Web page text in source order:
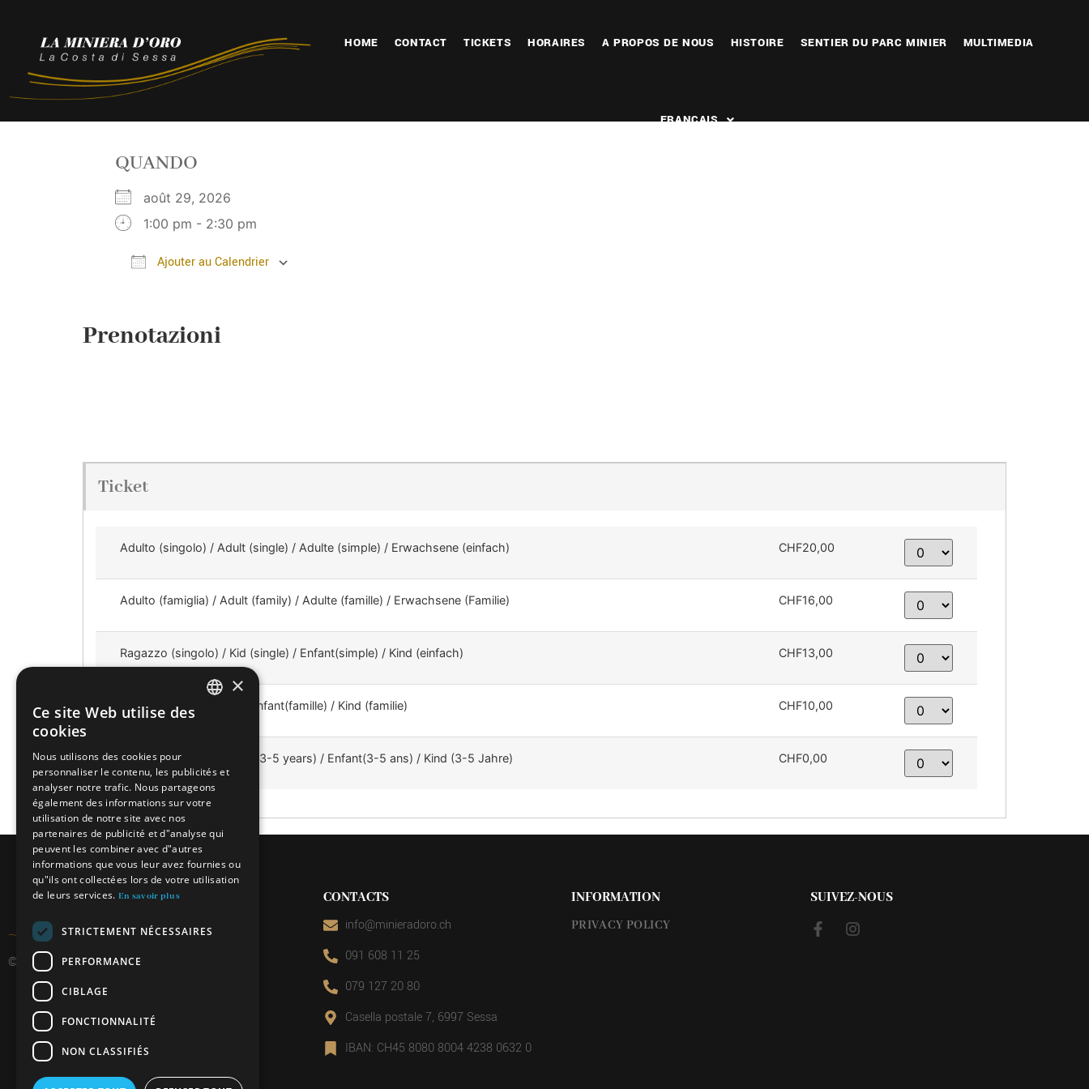
HOME CONTACT TICKETS HORAIRES A PROPOS DE NOUS HISTOIRE SENTIER DU PARC MINIER MULTIMEDIA
FRANÇAIS
QUANDO
août 29, 2026
1:00 pm - 2:30 pm
Ajouter au Calendrier
Prenotazioni
Ticket
Adulto (singolo) / Adult (single) / Adulte (simple) / Erwachsene (einfach) CHF20,00
Adulto (famiglia) / Adult (family) / Adulte (famille) / Erwachsene (Familie) CHF16,00
Ragazzo (singolo) / Kid (single) / Enfant(simple) / Kind (einfach) CHF13,00
Ragazzo / Kid (family) / Enfant(famille) / Kind (familie) CHF10,00
Bambino (3-5 anni) / Kid (3-5 years) / Enfant(3-5 ans) / Kind (3-5 Jahre) CHF0,00
© 2026 Miniera d’oro di Sessa
CONTACTS
info@minieradoro.ch
091 608 11 25
079 127 20 80
Casella postale 7, 6997 Sessa
IBAN: CH45 8080 8004 4238 0632 0
INFORMATION
PRIVACY POLICY
SUIVEZ-NOUS
GERMAN
ENGLISH
×
Ce site Web utilise des
cookies
Nous utilisons des cookies pour
personnaliser le contenu, les publicités et
analyser notre trafic. Nous partageons
également des informations sur votre
utilisation de notre site avec nos
partenaires de publicité et d"analyse qui
peuvent les combiner avec d"autres
informations que vous leur avez fournies ou
qu"ils ont collectées lors de votre utilisation
de leurs services. En savoir plus
STRICTEMENT NÉCESSAIRES
PERFORMANCE
CIBLAGE
FONCTIONNALITÉ
NON CLASSIFIÉS